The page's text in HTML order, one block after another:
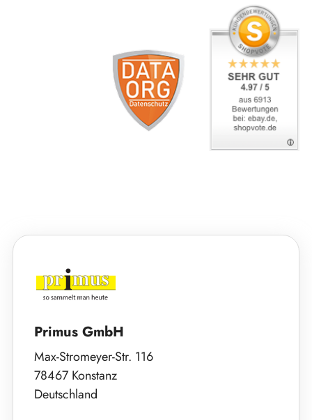
Primus GmbH
Max-Stromeyer-Str. 116
78467 Konstanz
Deutschland